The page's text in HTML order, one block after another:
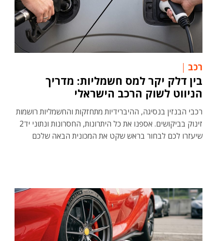
רכב
בין דלק יקר למס חשמליות: מדריך
הניווט לשוק הרכב הישראלי
רכבי הבנזין בנסיגה, ההיברידיות מתחזקות והחשמליות רושמות
זינוק בביקושים. אספנו את כל היתרונות, החסרונות ונתוני יד2
שיעזרו לכם לבחור בראש שקט את המכונית הבאה שלכם